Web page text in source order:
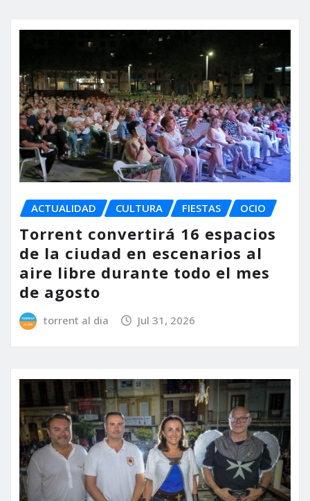
ACTUALIDAD CULTURA FIESTAS OCIO
Torrent convertirá 16 espacios
de la ciudad en escenarios al
aire libre durante todo el mes
de agosto
torrent al dia Jul 31, 2026